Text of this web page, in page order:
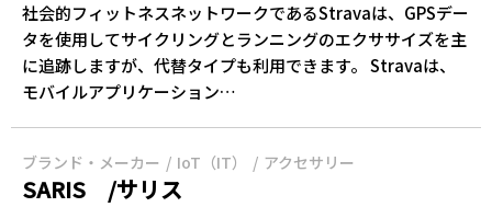
社会的フィットネスネットワークであるStravaは、GPSデー
タを使用してサイクリングとランニングのエクササイズを主
に追跡しますが、代替タイプも利用できます。 Stravaは、
モバイルアプリケーション…
ブランド・メーカー IoT（IT） アクセサリー
SARIS /サリス